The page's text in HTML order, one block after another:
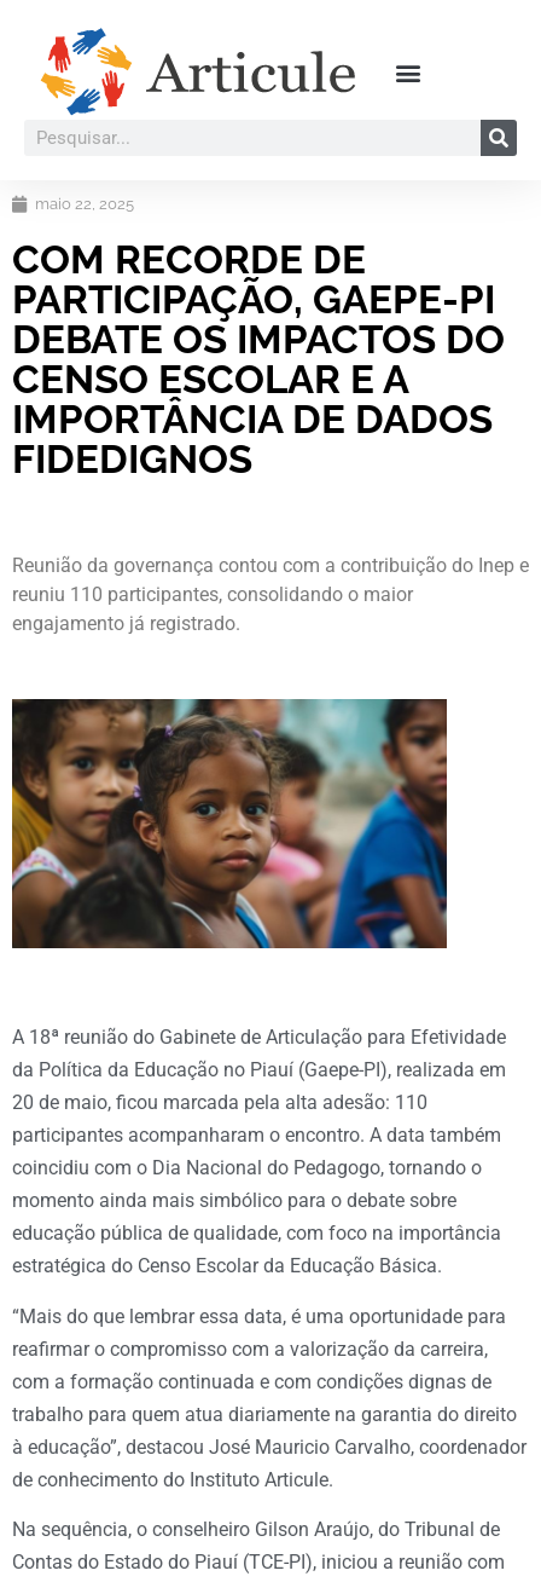
maio 22, 2025
COM RECORDE DE
PARTICIPAÇÃO, GAEPE-PI
DEBATE OS IMPACTOS DO
CENSO ESCOLAR E A
IMPORTÂNCIA DE DADOS
FIDEDIGNOS
Reunião da governança contou com a contribuição do Inep e
reuniu 110 participantes, consolidando o maior
engajamento já registrado.
A 18ª reunião do Gabinete de Articulação para Efetividade
da Política da Educação no Piauí (Gaepe-PI), realizada em
20 de maio, ficou marcada pela alta adesão: 110
participantes acompanharam o encontro. A data também
coincidiu com o Dia Nacional do Pedagogo, tornando o
momento ainda mais simbólico para o debate sobre
educação pública de qualidade, com foco na importância
estratégica do Censo Escolar da Educação Básica.
“Mais do que lembrar essa data, é uma oportunidade para
reafirmar o compromisso com a valorização da carreira,
com a formação continuada e com condições dignas de
trabalho para quem atua diariamente na garantia do direito
à educação”, destacou José Mauricio Carvalho, coordenador
de conhecimento do Instituto Articule.
Na sequência, o conselheiro Gilson Araújo, do Tribunal de
Contas do Estado do Piauí (TCE-PI), iniciou a reunião com